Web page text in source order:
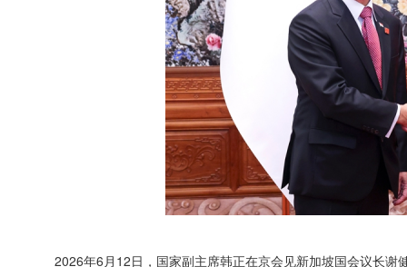
2026年6月12日，国家副主席韩正在京会见新加坡国会议长谢